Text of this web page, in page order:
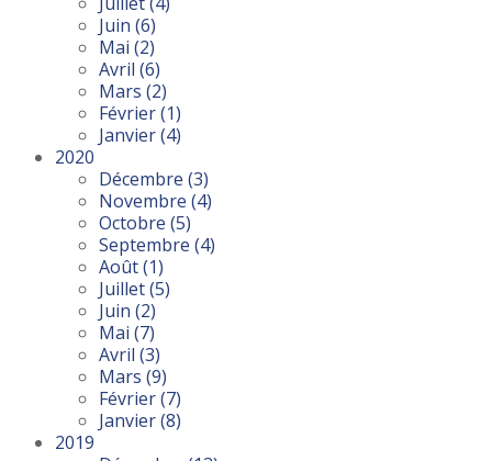
Juin (6)
Mai (2)
Avril (6)
Mars (2)
Février(1)
Janvier(4)
2020
Décembre (3)
Novembre (4)
Octobre (5)
Septembre (4)
Août(1)
Juillet(5)
Juin (2)
Mai (7)
Avril (3)
Mars (9)
Février(7)
Janvier(8)
2019